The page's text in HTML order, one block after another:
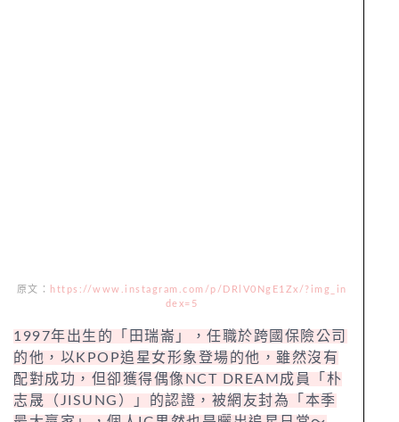
原文：
https://www.instagram.com/p/DRlV0NgE1Zx/?img_in
dex=5
1997年出生的「田瑞崙」，任職於跨國保險公司
的他，以KPOP追星女形象登場的他，雖然沒有
配對成功，但卻獲得偶像NCT DREAM成員「朴
志晟（JISUNG）」的認證，被網友封為「本季